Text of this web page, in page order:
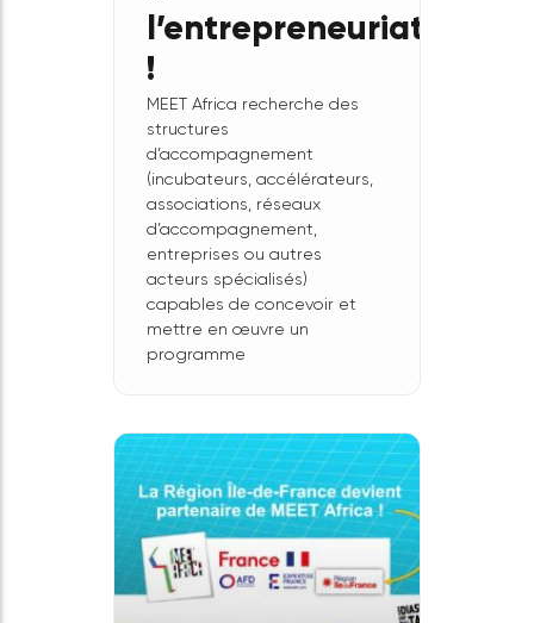
d’un appel à
projets à
destination
des structures
d’accompagnement
à
l’entrepreneuriat
!
structures
d’accompagnement
(incubateurs, accélérateurs,
associations, réseaux
d’accompagnement,
entreprises ou autres
acteurs spécialisés)